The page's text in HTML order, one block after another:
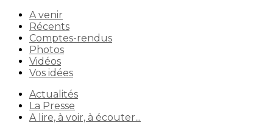
A venir
Récents
Comptes-rendus
Photos
Vidéos
Vos idées
Actualités
La Presse
A lire, à voir, à écouter...